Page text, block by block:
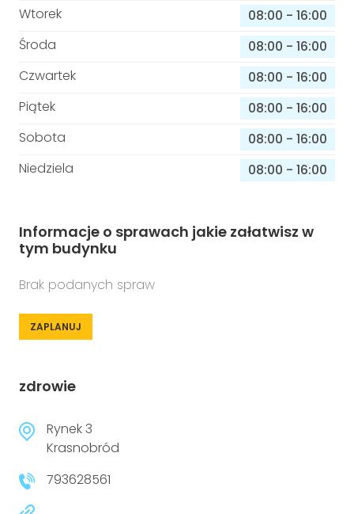
Wtorek
08:00 - 16:00
Środa
08:00 - 16:00
Czwartek
08:00 - 16:00
Piątek
08:00 - 16:00
Sobota
08:00 - 16:00
Niedziela
08:00 - 16:00
Informacje o sprawach jakie załatwisz w
tym budynku
Brak podanych spraw
ZAPLANUJ
zdrowie
Rynek 3
Krasnobród
793628561